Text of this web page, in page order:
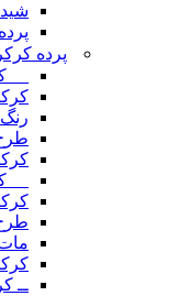
پرده
__
رنگ
طرح
__
کرکره
طرح
مات
ــ